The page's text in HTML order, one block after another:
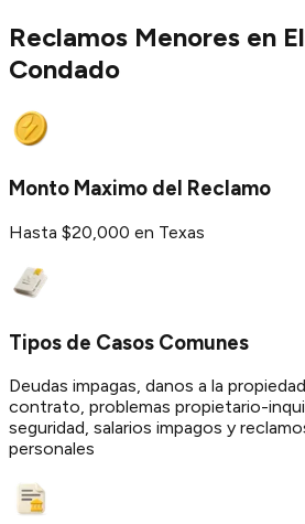
Reclamos Menores en
Condado
Monto Maximo del Reclamo
Hasta $20,000 en Texas
Tipos de Casos Comunes
Deudas impagas, danos a la
contrato, problemas propietario-
seguridad, salarios impagos y
personales